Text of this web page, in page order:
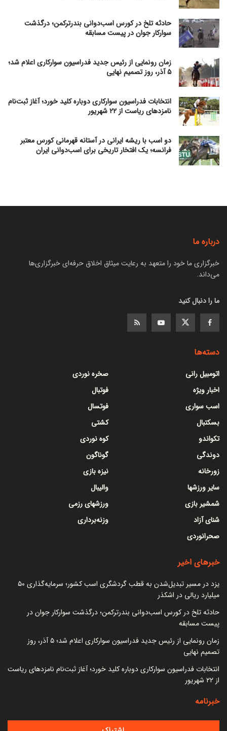
حادثه تلخ در کورس اسب‌دوانی بندرترکمن؛ درگذشت
سوارکار جوان در پیست مسابقه
زمان رونمایی از رئیس جدید فدراسیون سوارکاری اعلام شد؛
۵ آذر، روز تصمیم نهایی
انتخابات فدراسیون سوارکاری دوباره کلید خورد؛ آغاز ثبت‌نام
نامزدهای ریاست از ۲۲ شهریور
دو اسب با ریشه ایرانی در آستانه قهرمانی کورس معتبر
فرانسه؛ یک افتخار تاریخی برای اسب‌دوانی ایران
درباره ما
خبرگزاری ما خود را متعهد به رعایت میثاق اخلاق حرفه‌ای خبرگزاری‌ها
می‌داند.
ما را دنبال کنید
دسته‌ها
اتومبیل رانی
اخبار ویژه
اسب سواری
بسکتبال
تکواندو
دوندگی
زورخانه
سایر ورزشها
شمشیر بازی
شنای آزاد
صحرانوردی
صخره نوردی
فوتبال
فوتسال
کشتی
کوه نوردی
گوناگون
نیزه بازی
والیبال
ورزشهای رزمی
وزنه‌برداری
خبرهای اخیر
یزد در مسیر تبدیل‌شدن به قطب گردشگری اسب کشور؛ سرمایه‌گذاری ۵۰
میلیارد ریالی در اشکذر
حادثه تلخ در کورس اسب‌دوانی بندرترکمن؛ درگذشت سوارکار جوان در
پیست مسابقه
زمان رونمایی از رئیس جدید فدراسیون سوارکاری اعلام شد؛ ۵ آذر، روز
تصمیم نهایی
انتخابات فدراسیون سوارکاری دوباره کلید خورد؛ آغاز ثبت‌نام نامزدهای ریاست
از ۲۲ شهریور
خبرنامه